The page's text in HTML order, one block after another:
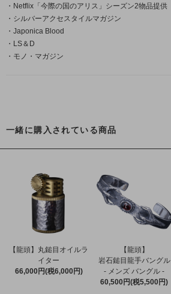
・Netflix「今際の国のアリス」シーズン2物品提供
・シルバーアクセスタイルマガジン
・Japonica Blood
・LS＆D
・モノ・マガジン
一緒に購入されている商品
【龍頭】丸鎚目オイルラ
イター
66,000円(税6,000円)
【龍頭】
岩石鎚目龍手バングル
- メンズ バングル -
60,500円(税5,500円)